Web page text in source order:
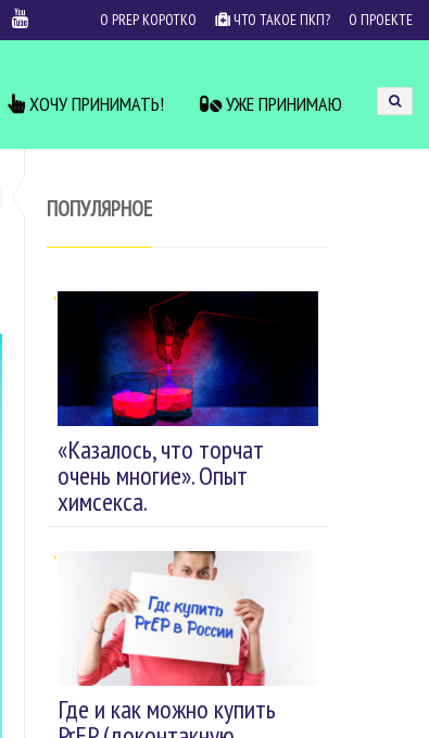
О PREP КОРОТКО ЧТО ТАКОЕ ПКП? О ПРОЕКТЕ
ХОЧУ ПРИНИМАТЬ! УЖЕ ПРИНИМАЮ
ПОПУЛЯРНОЕ
«Казалось, что торчат
очень многие». Опыт
химсекса.
Где и как можно купить